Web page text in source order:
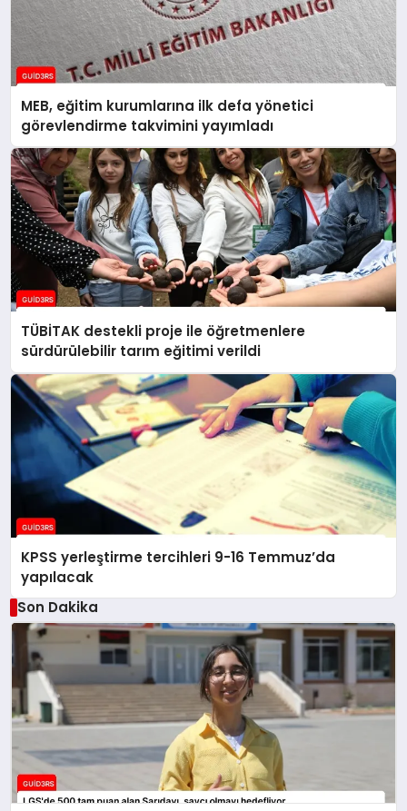
MEB, eğitim kurumlarına ilk defa yönetici
görevlendirme takvimini yayımladı
TÜBİTAK destekli proje ile öğretmenlere
sürdürülebilir tarım eğitimi verildi
KPSS yerleştirme tercihleri 9-16 Temmuz’da
yapılacak
Son Dakika